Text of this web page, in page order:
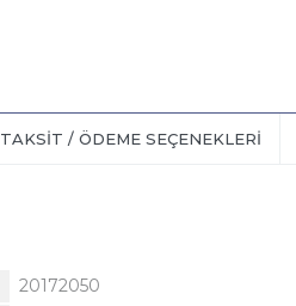
TAKSIT / ÖDEME SEÇENEKLERI
20172050